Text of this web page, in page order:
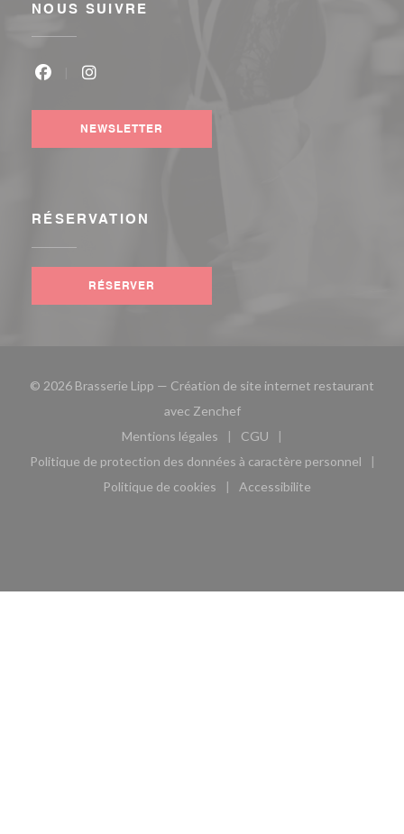
NOUS SUIVRE
NEWSLETTER
RÉSERVATION
RÉSERVER
© 2026 Brasserie Lipp — Création de site internet restaurant
avec Zenchef((ouvre une nouvelle
Mentions légales
((ouvre une nouvelle fenêtre))
CGU
((ouvre une nouvelle
Politique de protection des données à caractère personnel
((ouvre une nouvelle fenêtre))
Politique de cookies
((ouvre une nouvelle fenêtre))
Accessibilite